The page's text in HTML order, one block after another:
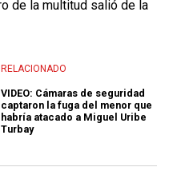
de la multitud salió de la
RELACIONADO
VIDEO: Cámaras de seguridad
captaron la fuga del menor que
habría atacado a Miguel Uribe
Turbay